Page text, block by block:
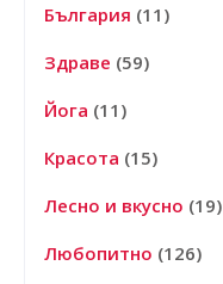
България (11)
Здраве (59)
Йога (11)
Красота (15)
Лесно и вкусно (19)
Любопитно (126)